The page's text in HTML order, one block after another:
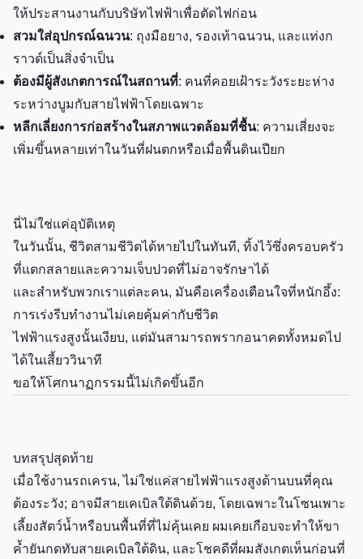
ให้ประสานงานกับบริษัทไฟฟ้าเพื่อตัดไฟก่อน
สวมใส่อุปกรณ์ฉนวน: ถุงมือยาง, รองเท้าฉนวน, และแท่งก
ราวด์เป็นสิ่งจำเป็น
ต้องมีผู้สังเกตการณ์ในสถานที่: คนที่คอยเฝ้าระวังระยะห่าง
ระหว่างบูมกับสายไฟฟ้าโดยเฉพาะ
หลีกเลี่ยงการก่อสร้างในสภาพแวดล้อมที่ชื้น: ความเสี่ยงจะ
เพิ่มขึ้นหลายเท่าในวันที่ฝนตกหรือเมื่อพื้นดินเปียก
นี่ไม่ใช่แค่อุบัติเหตุ
ในวันนั้น, ชีวิตสามชีวิตได้หายไปในทันที, ทิ้งไว้ซึ่งครอบครัว
ที่แตกสลายและความเจ็บปวดที่ไม่อาจรักษาได้
และสำหรับพวกเราแต่ละคน, มันคือเครื่องเตือนใจที่หนักอึ้ง:
การเร่งรีบทำงานไม่เคยคุ้มค่ากับชีวิต
ไฟฟ้าแรงสูงนั้นเงียบ, แต่มันสามารถพรากอนาคตทั้งหมดไป
ได้ในเสี้ยววินาที
ขอให้โศกนาฏกรรมนี้ไม่เกิดขึ้นอีก
บทสรุปสุดท้าย
เมื่อใช้งานรถเครน, ไม่ใช่แค่สายไฟฟ้าแรงสูงด้านบนที่คุณ
ต้องระวัง; อาจมีสายเคเบิลใต้ดินด้วย, โดยเฉพาะในโซนเพาะ
เลี้ยงสัตว์น้ำหรือบนพื้นที่ที่ไม่คุ้นเคย ผมเคยเกือบจะทำให้ขา
ค้ำยันกดทับสายเคเบิลใต้ดิน, และโชคดีที่ผมสังเกตเห็นก่อนที่